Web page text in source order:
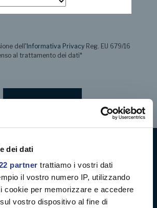
dei dati
partner trattiamo i vostri dati
il vostro numero IP, utilizzando
cookie per memorizzare e accedere
vostro dispositivo al fine di
dell 'Informativa Privacy Reg. EU 679/16
al trattamento dei dati*
Digital decoration
Digital signage